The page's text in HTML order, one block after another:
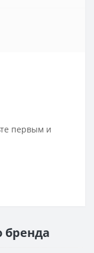
первым и
бренда